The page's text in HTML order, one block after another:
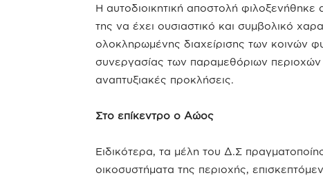
Η αυτοδιοικητική αποστολή
της να έχει ουσιαστικό και συμβολικό
ολοκληρωμένης διαχείρισης των κοινών
συνεργασίας των παραμεθόριων περιοχών
αναπτυξιακές προκλήσεις.
Στο επίκεντρο ο Αώος
Ειδικότερα, τα μέλη του Δ.Σ
οικοσυστήματα της περιοχής,